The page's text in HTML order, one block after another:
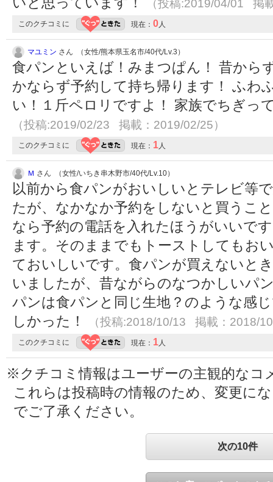
（投稿:2019/04/01 掲
このクチコミに 現在： 0人
マユミン さん （女性/熊本県玉名市/40代/Lv.3）
食パンといえば！みまつぱん！ 昔から
かならず予約して持ち帰ります！ ふわ
い！１斤ペロリですよ！ 家族でちぎ
（投稿:2019/02/23 掲載：2019/02/25）
このクチコミに 現在： 1人
Ｍ さん （女性/いちき串木野市/40代/Lv.10）
以前から食パンがおいしいとテレビ等
たが、なかなか予約をしないと買うこ
なら予約の電話を入れたほうがいいで
ます。そのままでもトーストしてもお
ておいしいです。食パンが買えないと
いましたが、昔ながらのなつかしいパ
パンは食パンと同じ生地？のような感
しかった！
（投稿:2018/10/13 掲載：2018/
このクチコミに 現在： 1人
※クチコミ情報はユーザーの主観的なコ
これらは投稿時の情報のため、変更に
でご了承ください。
次の10件